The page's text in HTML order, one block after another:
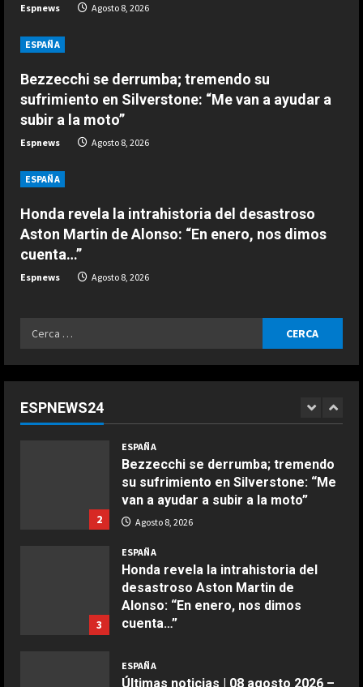
d
i
n
g
Espnews Agosto 8, 2026
ESPAÑA
Bezzecchi se derrumba; tremendo su
sufrimiento en Silverstone: “Me van a ayudar a
subir a la moto”
Espnews Agosto 8, 2026
ESPAÑA
Honda revela la intrahistoria del desastroso
Aston Martin de Alonso: “En enero, nos dimos
cuenta…”
Espnews Agosto 8, 2026
Ricerca
ESPNEWS24
3
Alonso: “En enero, nos dimos
cuenta…”
ESPAÑA
ESPAÑA
en ayuda a Colombia tras la
1
declararse mujeres y elegibles en
Agosto 8, 2026
2
ESPAÑA
Bezzecchi se derrumba; tremendo
su sufrimiento en Silverstone: “Me
van a ayudar a subir a la moto”
Agosto 8, 2026
3
ESPAÑA
Honda revela la intrahistoria del
desastroso Aston Martin de
Alonso: “En enero, nos dimos
cuenta…”
ESPAÑA
Últimas noticias | 08 agosto 2026 –
Ensalada de espinacas deliciosa
COCINA
Boquerones fritos en freidora de
aire
Aprile 24, 2026
Buñuelos de alcachofas
Aprile 5, 2026